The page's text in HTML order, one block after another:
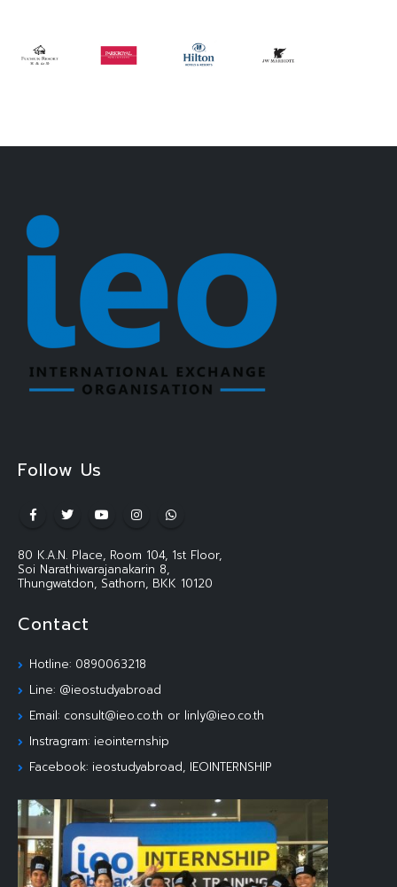
Follow Us
80 K.A.N. Place, Room 104, 1st Floor,
Soi Narathiwarajanakarin 8,
Thungwatdon, Sathorn, BKK 10120
Contact
Hotline: 0890063218
Line: @ieostudyabroad
Email: consult@ieo.co.th or linly@ieo.co.th
Instragram: ieointernship
Facebook: ieostudyabroad, IEOINTERNSHIP